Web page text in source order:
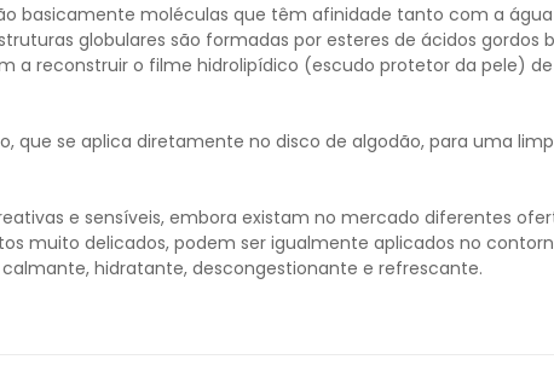
basicamente moléculas que têm afinidade tanto com a
globulares são formadas por esteres de ácidos gordos
a reconstruir o filme hidrolipídico (escudo protetor da pele)
se aplica diretamente no disco de algodão, para uma
e sensíveis, embora existam no mercado diferentes
muito delicados, podem ser igualmente aplicados no
hidratante, descongestionante e refrescante.